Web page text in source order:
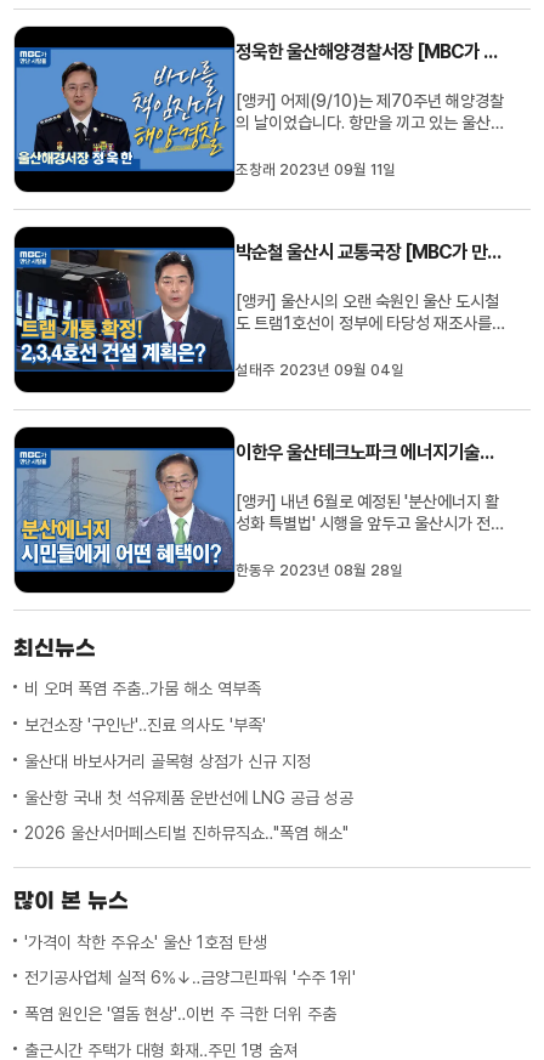
학위에 도전하게 됐습니까? 바빠도 하고
부를 하게 된 계기는, ...
정욱한 울산해양경찰서장 [MBC가 만난 사람]
[앵커] 어제(9/10)는 제70주년 해양경찰
의 날이었습니다. 항만을 끼고 있는 울산은
MBC가 만난 사람 오늘은 정욱한 울산해
를 듣는 시간 마련했습니다. Q. 취임하신지
있습니까. 먼저 해경이 하...
조창래 2023년 09월 11일
박순철 울산시 교통국장 [MBC가 만난 사람]
[앵커] 울산시의 오랜 숙원인 울산 도시철
도 트램1호선이 정부에 타당성 재조사를
mbc가 만난 사람 오늘은 울산시 박순철 교
이 어떻게 획기적으로 개선될지 자세한 이
울산은 사실 그동안 트램이...
설태주 2023년 09월 04일
이한우 울산테크노파크 에너지기술지원단장 [MBC가 만난 사람]
[앵커] 내년 6월로 예정된 '분산에너지 활
성화 특별법' 시행을 앞두고 울산시가 전국
표하는 등 발빠른 대응에 나섰습니다.
크노파크 에너지기술지원단장 모시고 이와
한동우 2023년 08월 28일
최신뉴스
비 오며 폭염 주춤‥가뭄 해소 역부족
보건소장 '구인난'‥진료 의사도 '부족'
울산대 바보사거리 골목형 상점가 신규 지정
울산항 국내 첫 석유제품 운반선에 LNG 공급 성공
2026 울산서머페스티벌 진하뮤직쇼‥"폭염 해소"
많이 본 뉴스
'가격이 착한 주유소' 울산 1호점 탄생
전기공사업체 실적 6%↓‥금양그린파워 '수주 1위'
폭염 원인은 '열돔 현상'‥이번 주 극한 더위 주춤
출근시간 주택가 대형 화재‥주민 1명 숨져